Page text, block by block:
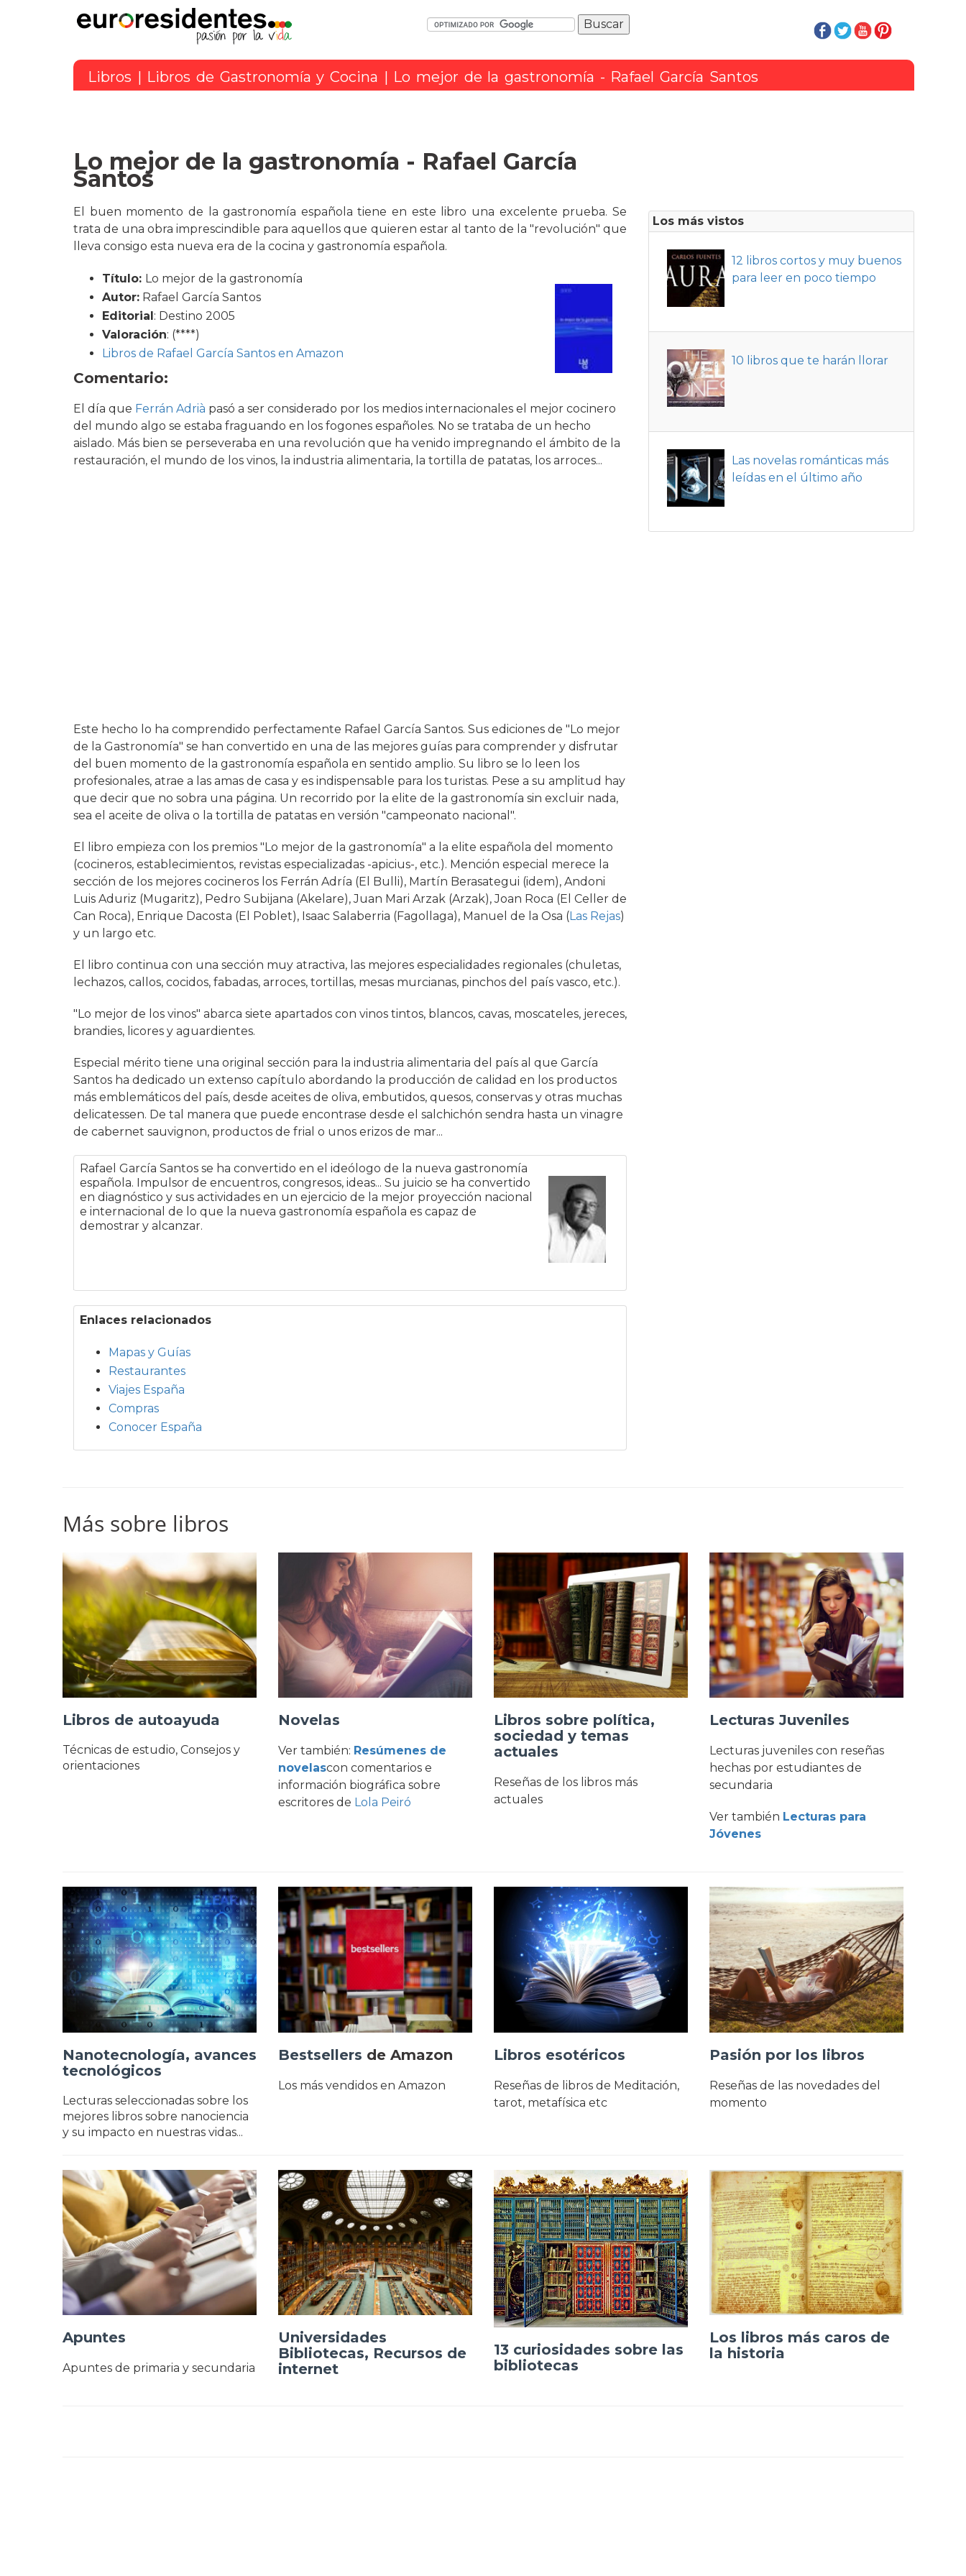
Libros | Libros de Gastronomía y Cocina | Lo mejor de la gastronomía - Rafael García Santos
Lo mejor de la gastronomía - Rafael García
Santos
El buen momento de la gastronomía española tiene en este libro una excelente prueba. Se
trata de una obra imprescindible para aquellos que quieren estar al tanto de la "revolución" que
lleva consigo esta nueva era de la cocina y gastronomía española.
Título: Lo mejor de la gastronomía
Autor: Rafael García Santos
Editorial: Destino 2005
Valoración: (****)
Libros de Rafael García Santos en Amazon
Comentario:
El día que Ferrán Adrià pasó a ser considerado por los medios internacionales el mejor cocinero
del mundo algo se estaba fraguando en los fogones españoles. No se trataba de un hecho
aislado. Más bien se perseveraba en una revolución que ha venido impregnando el ámbito de la
restauración, el mundo de los vinos, la industria alimentaria, la tortilla de patatas, los arroces...
Este hecho lo ha comprendido perfectamente Rafael García Santos. Sus ediciones de "Lo mejor
de la Gastronomía" se han convertido en una de las mejores guías para comprender y disfrutar
del buen momento de la gastronomía española en sentido amplio. Su libro se lo leen los
profesionales, atrae a las amas de casa y es indispensable para los turistas. Pese a su amplitud hay
que decir que no sobra una página. Un recorrido por la elite de la gastronomía sin excluir nada,
sea el aceite de oliva o la tortilla de patatas en versión "campeonato nacional".
El libro empieza con los premios "Lo mejor de la gastronomía" a la elite española del momento
(cocineros, establecimientos, revistas especializadas -apicius-, etc.). Mención especial merece la
sección de los mejores cocineros los Ferrán Adría (El Bulli), Martín Berasategui (idem), Andoni
Luis Aduriz (Mugaritz), Pedro Subijana (Akelare), Juan Mari Arzak (Arzak), Joan Roca (El Celler de
Can Roca), Enrique Dacosta (El Poblet), Isaac Salaberria (Fagollaga), Manuel de la Osa (Las Rejas)
y un largo etc.
El libro continua con una sección muy atractiva, las mejores especialidades regionales (chuletas,
lechazos, callos, cocidos, fabadas, arroces, tortillas, mesas murcianas, pinchos del país vasco, etc.).
"Lo mejor de los vinos" abarca siete apartados con vinos tintos, blancos, cavas, moscateles, jereces,
brandies, licores y aguardientes.
Especial mérito tiene una original sección para la industria alimentaria del país al que García
Santos ha dedicado un extenso capítulo abordando la producción de calidad en los productos
más emblemáticos del país, desde aceites de oliva, embutidos, quesos, conservas y otras muchas
delicatessen. De tal manera que puede encontrase desde el salchichón sendra hasta un vinagre
de cabernet sauvignon, productos de frial o unos erizos de mar...
Rafael García Santos se ha convertido en el ideólogo de la nueva gastronomía
española. Impulsor de encuentros, congresos, ideas... Su juicio se ha convertido
en diagnóstico y sus actividades en un ejercicio de la mejor proyección nacional
e internacional de lo que la nueva gastronomía española es capaz de
demostrar y alcanzar.
Enlaces relacionados
Mapas y Guías
Restaurantes
Viajes España
Compras
Conocer España
Los más vistos
12 libros cortos y muy buenos
para leer en poco tiempo
10 libros que te harán llorar
Las novelas románticas más
leídas en el último año
Más sobre libros
Libros de autoayuda
Técnicas de estudio, Consejos y
orientaciones
Novelas
Ver también: Resúmenes de
novelascon comentarios e
información biográfica sobre
escritores de Lola Peiró
Libros sobre política,
sociedad y temas
actuales
Reseñas de los libros más
actuales
Lecturas Juveniles
Lecturas juveniles con reseñas
hechas por estudiantes de
secundaria
Ver también Lecturas para
Jóvenes
Nanotecnología, avances
tecnológicos
Lecturas seleccionadas sobre los
mejores libros sobre nanociencia
y su impacto en nuestras vidas...
Bestsellers de Amazon
Los más vendidos en Amazon
Libros esotéricos
Reseñas de libros de Meditación,
tarot, metafísica etc
Pasión por los libros
Reseñas de las novedades del
momento
Apuntes
Apuntes de primaria y secundaria
Universidades
Bibliotecas, Recursos de
internet
13 curiosidades sobre las
bibliotecas
Los libros más caros de
la historia